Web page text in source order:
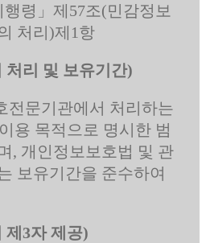
령」제57조(민감정보
처리)제1항
처리 및 보유기간)
문기관에서 처리하는
용 목적으로 명시한 범
, 개인정보보호법 및 관
보유기간을 준수하여
제3자 제공)